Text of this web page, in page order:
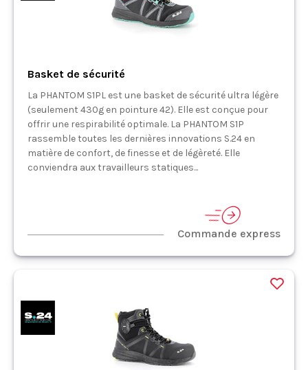
Basket de sécurité
La PHANTOM S1PL est une basket de sécurité ultra légère
(seulement 430g en pointure 42). Elle est conçue pour
offrir une respirabilité optimale. La PHANTOM S1P
rassemble toutes les dernières innovations S.24 en
matière de confort, de finesse et de légèreté. Elle
conviendra aux travailleurs statiques...
Commande express